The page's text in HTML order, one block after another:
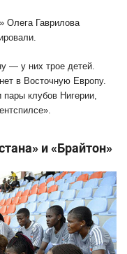
Олега Гаврилова
— у них трое детей.
в Восточную Европу.
клубов Нигерии,
и «Брайтон»